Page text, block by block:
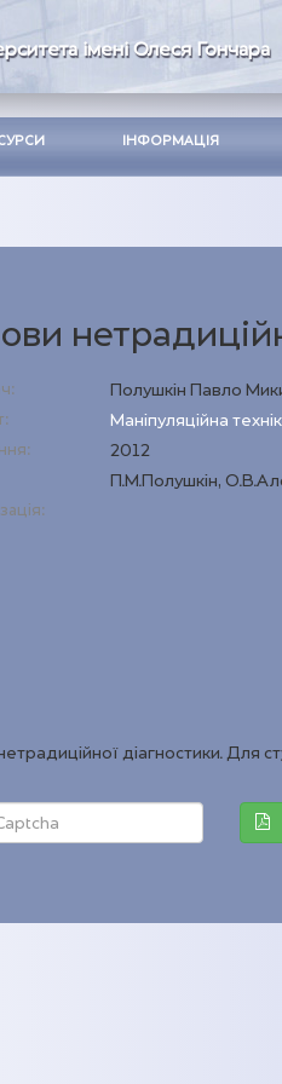
імені Олеся Гончара
ІНФОРМАЦІЯ
Полушкін Павло
Маніпуляційна
2012
П.М.Полушкін,
діагностики. Для